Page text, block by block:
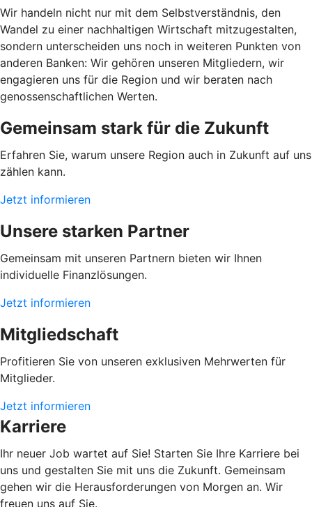
Wir handeln nicht nur mit dem Selbstverständnis, den
Wandel zu einer nachhaltigen Wirtschaft mitzugestalten,
sondern unterscheiden uns noch in weiteren Punkten von
anderen Banken: Wir gehören unseren Mitgliedern, wir
engagieren uns für die Region und wir beraten nach
genossenschaftlichen Werten.
Gemeinsam stark für die Zukunft
Erfahren Sie, warum unsere Region auch in Zukunft auf uns
zählen kann.
Jetzt informieren
Unsere starken Partner
Gemeinsam mit unseren Partnern bieten wir Ihnen
individuelle Finanzlösungen.
Jetzt informieren
Mitgliedschaft
Profitieren Sie von unseren exklusiven Mehrwerten für
Mitglieder.
Jetzt informieren
Karriere
Ihr neuer Job wartet auf Sie! Starten Sie Ihre Karriere bei
uns und gestalten Sie mit uns die Zukunft. Gemeinsam
gehen wir die Herausforderungen von Morgen an. Wir
freuen uns auf Sie.